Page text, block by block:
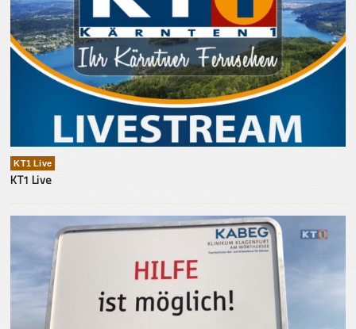
KT1 Live
KT1 Live